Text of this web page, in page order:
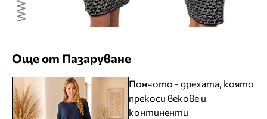
Още от Пазаруване
Пончото - дрехата, която
прекоси векове и
континенти